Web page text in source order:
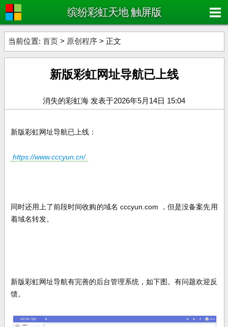
缤纷彩虹天地 触屏版
当前位置: 首页 > 原创程序 > 正文
新版彩虹网址导航已上线
消失的彩虹海 发表于2026年5月14日 15:04
新版彩虹网址导航已上线：
https://www.cccyun.cn/
同时还用上了前段时间收购的域名 cccyun.com ，但是没备案先用
着域名转发。
新版彩虹网址导航有完善的后台管理系统，如下图。有问题欢迎反
馈。